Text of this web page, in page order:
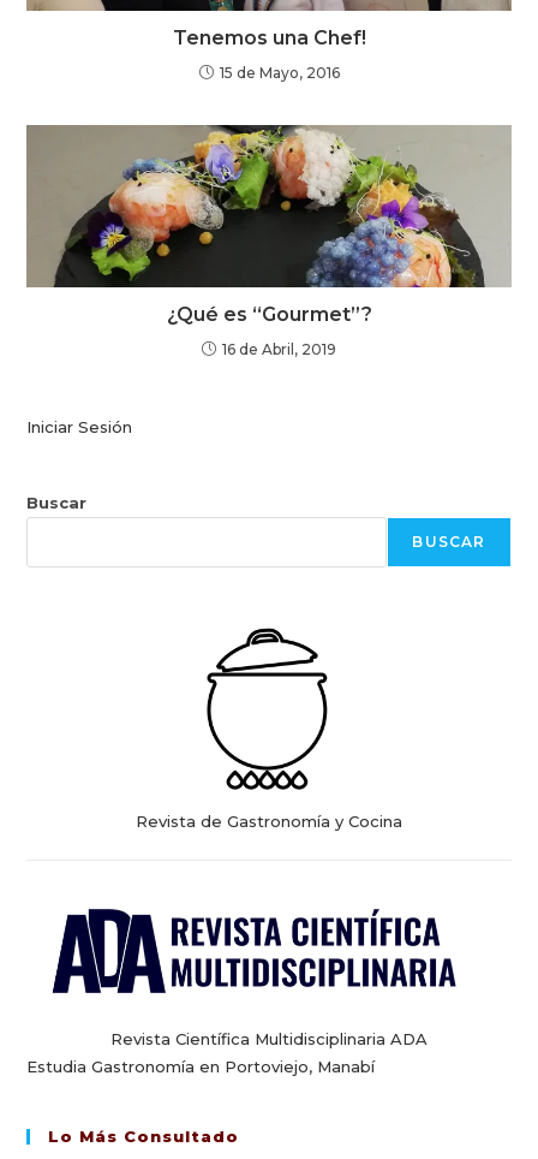
Tenemos una Chef!
15 de Mayo, 2016
¿Qué es “Gourmet”?
16 de Abril, 2019
Iniciar Sesión
Buscar
BUSCAR
Revista de Gastronomía y Cocina
Revista Científica Multidisciplinaria ADA
Estudia Gastronomía en Portoviejo, Manabí
Lo Más Consultado